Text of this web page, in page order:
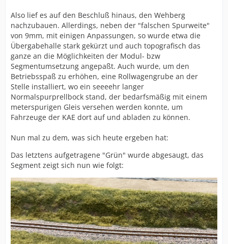
Also lief es auf den Beschluß hinaus, den Wehberg
nachzubauen. Allerdings, neben der "falschen Spurweite"
von 9mm, mit einigen Anpassungen, so wurde etwa die
Übergabehalle stark gekürzt und auch topografisch das
ganze an die Möglichkeiten der Modul- bzw
Segmentumsetzung angepaßt. Auch wurde, um den
Betriebsspaß zu erhöhen, eine Rollwagengrube an der
Stelle installiert, wo ein seeeehr langer
Normalspurprellbock stand, der bedarfsmäßig mit einem
meterspurigen Gleis versehen werden konnte, um
Fahrzeuge der KAE dort auf und abladen zu können.
Nun mal zu dem, was sich heute ergeben hat:
Das letztens aufgetragene "Grün" wurde abgesaugt, das
Segment zeigt sich nun wie folgt: